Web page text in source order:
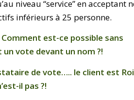
niveau “service” en acceptant
inférieurs à 25 personne.
Comment est-ce possible sans
vote devant un nom ?!
de vote….. le client est Roi
il pas ?!